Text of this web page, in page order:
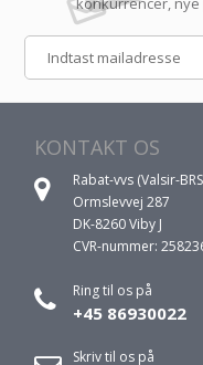
KONTAKT OS
Rabat-vvs (Valsir-
Ormslevvej 287
DK-8260 Viby J
CVR-nummer:
Ring til os på
+45 86930022
Skriv til os på